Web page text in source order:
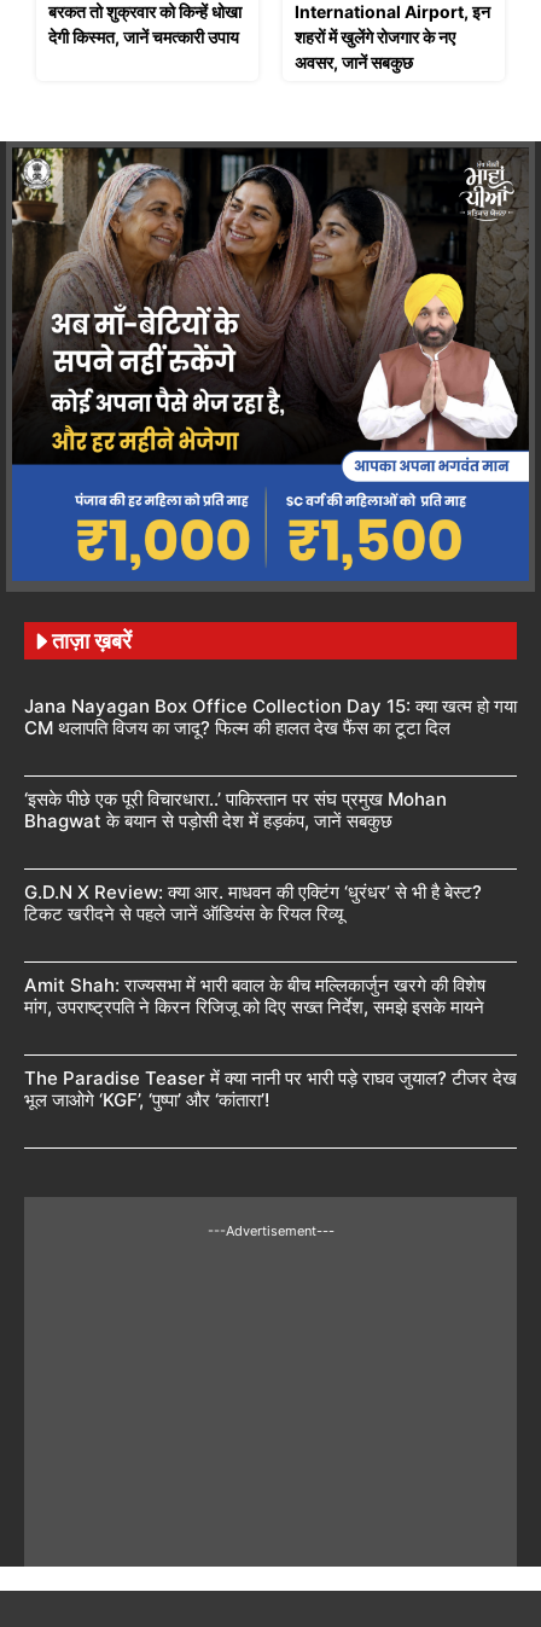
बरकत तो शुक्रवार को किन्हें धोखा
देगी किस्मत, जानें चमत्कारी उपाय
International Airport, इन
शहरों में खुलेंगे रोजगार के नए
अवसर, जानें सबकुछ
ताज़ा ख़बरें
Jana Nayagan Box Office Collection Day 15: क्या खत्म हो गया
CM थलापति विजय का जादू? फिल्म की हालत देख फैंस का टूटा दिल
‘इसके पीछे एक पूरी विचारधारा..’ पाकिस्तान पर संघ प्रमुख Mohan
Bhagwat के बयान से पड़ोसी देश में हड़कंप, जानें सबकुछ
G.D.N X Review: क्या आर. माधवन की एक्टिंग ‘धुरंधर’ से भी है बेस्ट?
टिकट खरीदने से पहले जानें ऑडियंस के रियल रिव्यू
Amit Shah: राज्यसभा में भारी बवाल के बीच मल्लिकार्जुन खरगे की विशेष
मांग, उपराष्ट्रपति ने किरन रिजिजू को दिए सख्त निर्देश, समझे इसके मायने
The Paradise Teaser में क्या नानी पर भारी पड़े राघव जुयाल? टीजर देख
भूल जाओगे ‘KGF’, ‘पुष्पा’ और ‘कांतारा’!
---Advertisement---